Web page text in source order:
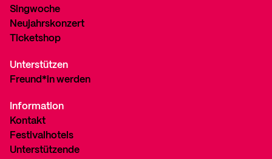
Singwoche
Neujahrskonzert
Ticketshop
Unterstützen
Freund*in werden
Information
Kontakt
Festivalhotels
Unterstützende